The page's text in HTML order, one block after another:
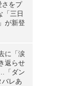
さをプ
「三日
が新登
に「涙
返らせ
「ダン
バレあ